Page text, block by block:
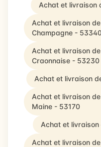
Achat et livraison
Achat et livraison
Champagne -
Achat et livraison
Craonnaise - 53230
Achat et livraison
Achat et livraison
Maine - 53170
Achat et
Achat et livraison